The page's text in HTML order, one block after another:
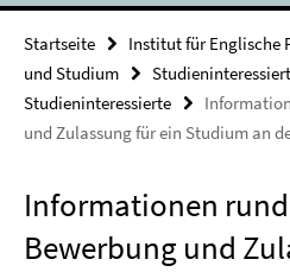
Startseite Institut für Englische
und Studium
Studieninteressierte
und Zulassung für ein Studium an
Informationen
Bewerbung und